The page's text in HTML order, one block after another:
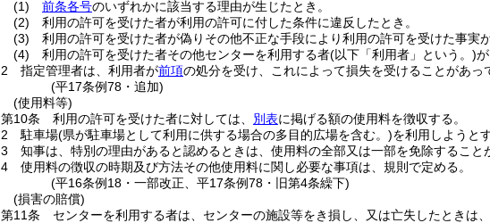
(1)
前条各号のいずれかに該当する理由が生じたとき。
(2)
利用の許可を受けた者が利用の許可に付した条件に違反したとき。
(3)
利用の許可を受けた者が偽りその他不正な手段により利用の許可を受けた事実
(4)
利用の許可を受けた者その他センターを利用する者(以下「利用者」という。)
2
指定管理者は、利用者が前項の処分を受け、これによって損失を受けることがあっ
(平17条例78・追加)
(使用料等)
第10条
利用の許可を受けた者に対しては、 別表に掲げる額の使用料を徴収する。
2
駐車場(県が駐車場として利用に供する場合の多目的広場を含む。)を利用しようと
3
知事は、特別の理由があると認めるときは、使用料の全部又は一部を免除すること
4
使用料の徴収の時期及び方法その他使用料に関し必要な事項は、規則で定める。
(平16条例18・一部改正、平17条例78・旧第4条繰下)
(損害の賠償)
第11条
センターを利用する者は、センターの施設等をき損し、又は亡失したときは